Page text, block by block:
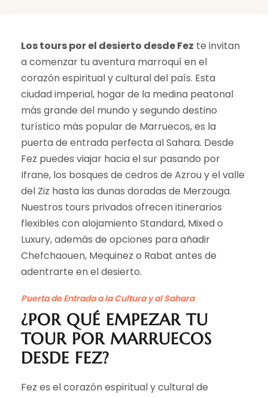
Los tours por el desierto desde Fez te invitan
a comenzar tu aventura marroquí en el
corazón espiritual y cultural del país. Esta
ciudad imperial, hogar de la medina peatonal
más grande del mundo y segundo destino
turístico más popular de Marruecos, es la
puerta de entrada perfecta al Sahara. Desde
Fez puedes viajar hacia el sur pasando por
Ifrane, los bosques de cedros de Azrou y el valle
del Ziz hasta las dunas doradas de Merzouga.
Nuestros tours privados ofrecen itinerarios
flexibles con alojamiento Standard, Mixed o
Luxury, además de opciones para añadir
Chefchaouen, Mequinez o Rabat antes de
adentrarte en el desierto.
Puerta de Entrada a la Cultura y al Sahara
¿POR QUÉ EMPEZAR TU
TOUR POR MARRUECOS
DESDE FEZ?
Fez es el corazón espiritual y cultural de